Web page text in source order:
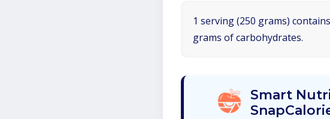
1 serving (250 grams)
grams of carbohydrates.
Smart